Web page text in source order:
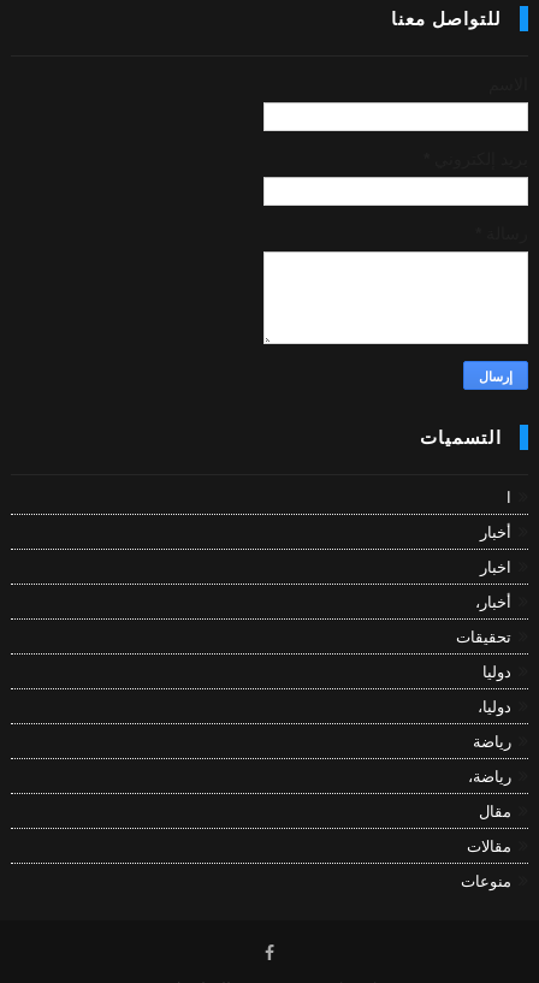
للتواصل معنا
التسميات
أخبار
اخبار
أخبار،
تحقيقات
دوليا
دوليا،
رياضة
رياضة،
مقال
مقالات
منوعات